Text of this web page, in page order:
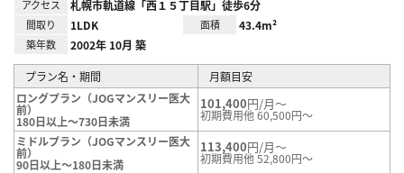
アクセス 札幌市軌道線「西１５丁目駅」徒歩6分
間取り 1LDK 面積 43.4m²
築年数 2002年 10月 築
プラン名・期間
月額目安
ロングプラン（JOGマンスリー医大
前）
180日以上～730日未満
101,400円/月～
初期費用他 60,500円～
ミドルプラン（JOGマンスリー医大
前）
90日以上～180日未満
113,400円/月～
初期費用他 52,800円～